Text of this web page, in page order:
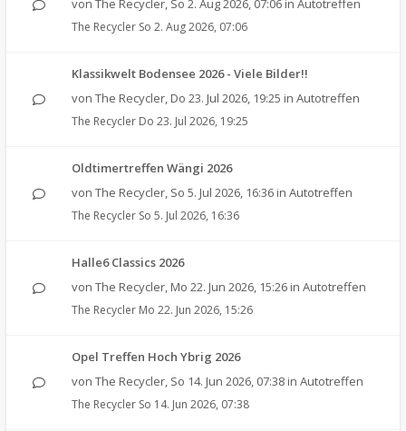
von The Recycler, So 2. Aug 2026, 07:06 in Autotreffen
The Recycler So 2. Aug 2026, 07:06
Klassikwelt Bodensee 2026 - Viele Bilder!!
von The Recycler, Do 23. Jul 2026, 19:25 in Autotreffen
The Recycler Do 23. Jul 2026, 19:25
Oldtimertreffen Wängi 2026
von The Recycler, So 5. Jul 2026, 16:36 in Autotreffen
The Recycler So 5. Jul 2026, 16:36
Halle6 Classics 2026
von The Recycler, Mo 22. Jun 2026, 15:26 in Autotreffen
The Recycler Mo 22. Jun 2026, 15:26
Opel Treffen Hoch Ybrig 2026
von The Recycler, So 14. Jun 2026, 07:38 in Autotreffen
The Recycler So 14. Jun 2026, 07:38